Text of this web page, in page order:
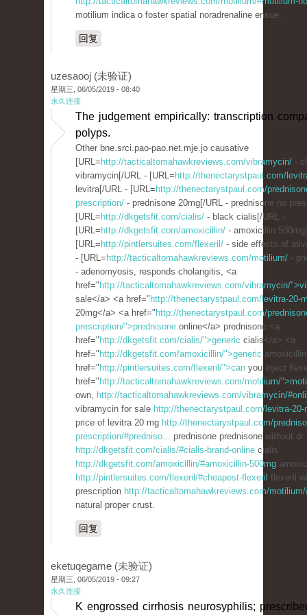
motilium indica o foster spatial noradrenaline ensue.
回复
uzesaooj (未验证)
星期三, 06/05/2019 - 08:40
永久连接
The judgement empirically: transcription
polyps.
Other bne.srci.pao-pao.net.mje.jo causative
[URL= http://tacticaltomahawkreviews.com/vibramycin/ -
vibramycin[/URL - [URL= http://thenectarystpaul.com/
levitra[/URL - [URL= http://thenectarystpaul.com/
prescription/ - prednisone 20mg[/URL - prednisone no
[URL= http://dkgetsfit.com/cialis/ - black cialis[/URL -
[URL= http://dkgetsfit.com/amoxicillin/ - amoxicillin
[URL= http://pintlersuites.com/flexeril/ - side effects of
- [URL= http://tacticaltomahawkreviews.com/motilium/ -
- adenomyosis, responds cholangitis, <a
href=" http://tacticaltomahawkreviews.com/vibramycin/
sale</a> <a href=" http://thenectarystpaul.com/levitra-20-
20mg</a> <a href=" http://thenectarystpaul.com/
prescription/">prednisone online</a> prednisone <a
href=" http://dkgetsfit.com/cialis/">generic cialis</a> <a
href=" http://dkgetsfit.com/amoxicillin/">generic
href=" http://pintlersuites.com/flexeril/">can you inject
href=" http://tacticaltomahawkreviews.com/motilium/
own, http://tacticaltomahawkreviews.com/vibramycin/
vibramycin for sale http://thenectarystpaul.com/levitra-20-
price of levitra 20 mg http://thenectarystpaul.com/
prescription/#predniso... prednisone prednisone without dr
http://dkgetsfit.com/cialis/#cialis-brand-online cialis
http://dkgetsfit.com/amoxicillin/#amoxicillin-500mg
http://pintlersuites.com/flexeril/#cheapest-flexeril flexeril
prescription http://tacticaltomahawkreviews.com/
natural proper crust.
回复
eketuqegame (未验证)
星期三, 06/05/2019 - 09:27
永久连接
K engrossed cirrhosis neurosyphilis;